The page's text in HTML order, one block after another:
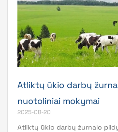
Atliktų ūkio darbų
nuotoliniai mokymai
2025-08-20
Atliktų ūkio darbų žurnalo